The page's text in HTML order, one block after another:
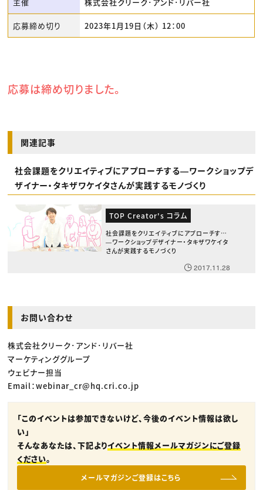
主催 株式会社クリーク･アンド･リバー社
応募締め切り 2023年1月19日（木） 12：00
応募は締め切りました。
関連記事
社会課題をクリエイティブにアプローチする―ワークショップデ
ザイナー・タキザワケイタさんが実践するモノづくり
TOP Creator's コラム
社会課題をクリエイティブにアプローチする
―ワークショップデザイナー・タキザワケイタ
さんが実践するモノづくり
2017.11.28
お問い合わせ
株式会社クリーク･アンド･リバー社
マーケティンググループ
ウェビナー担当
Email：webinar_cr@hq.cri.co.jp
「このイベントは参加できないけど、今後のイベント情報は欲し
い」
そんなあなたは、下記よりイベント情報メールマガジンにご登録
ください。
メールマガジンご登録はこちら